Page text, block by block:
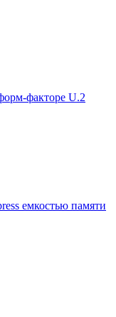
факторе U.2
емкостью памяти